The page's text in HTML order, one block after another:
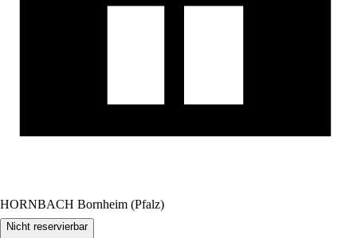
HORNBACH Bornheim (Pfalz)
Nicht reservierbar